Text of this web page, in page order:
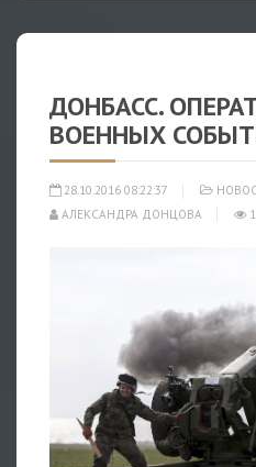
ДОНБАСС.
ВОЕННЫХ
28.10.2016 08:22:37
АЛЕКСАНДРА ДОНЦОВА